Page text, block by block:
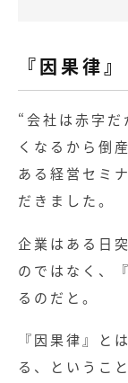
『因果律』
“会社は赤字
くなるから倒
ある経営セミ
だきました。
企業はある日
のではなく、
るのだと。
『因果律』と
る、というこ